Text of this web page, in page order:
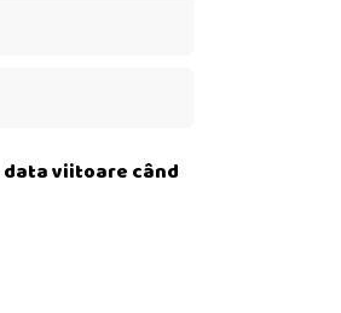
viitoare când